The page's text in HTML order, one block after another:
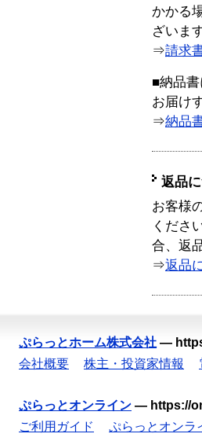
かかる
ざいます
⇒請求
■納品
お届け
⇒納品
返品
お客様
くださ
合、返
⇒返品
ぷらっとホーム株式会社 —
会社概要
株主・投資家情報
ぷらっとオンライン — https://
ご利用ガイド
ぷらっとオンラ